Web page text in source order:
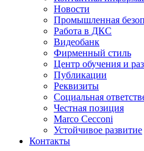
Новости
Промышленная
Работа в ДКС
Видеобанк
Фирменный стиль
Центр обучения и
Публикации
Реквизиты
Социальная
Честная позиция
Marco Cecconi
Устойчивое развитие
Контакты